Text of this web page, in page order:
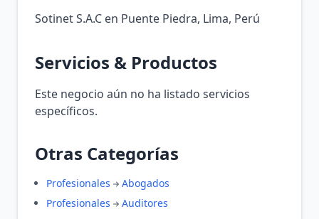
Sotinet S.A.C en Puente Piedra, Lima, Perú
Servicios & Productos
Este negocio aún no ha listado servicios
específicos.
Otras Categorías
Profesionales
Abogados
Profesionales
Auditores